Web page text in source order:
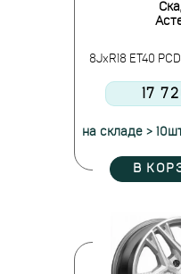
8JxR18 ET40
17
на складе >
В